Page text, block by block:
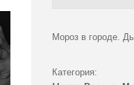
Мороз в городе.
Категория: